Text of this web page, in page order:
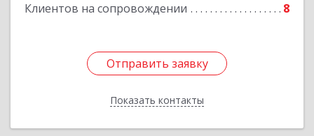
Клиентов на сопровождении 8
Отправить заявку
Показать контакты
Подробнее
Отправить заявку
Назад